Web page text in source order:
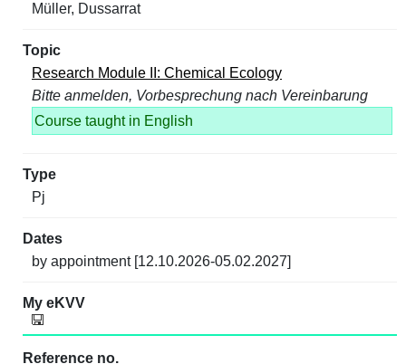
Müller, Dussarrat
Research Module II: Chemical Ecology
Bitte anmelden, Vorbesprechung nach Vereinbarung
Course taught in English
Pj
by appointment [12.10.2026-05.02.2027]